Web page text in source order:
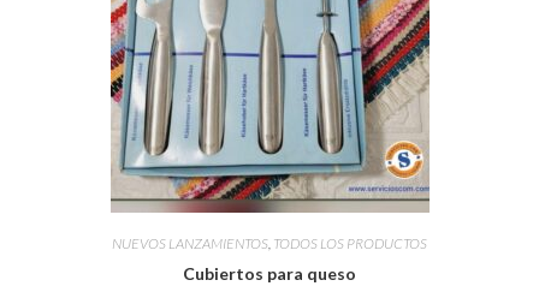
NUEVOS LANZAMIENTOS, TODOS LOS PRODUCTOS
Cubiertos para queso